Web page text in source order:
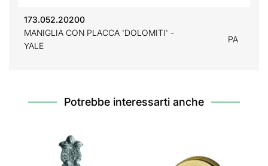
173.052.20200
MANIGLIA CON PLACCA 'DOLOMITI' -
YALE
PA
Potrebbe interessarti anche